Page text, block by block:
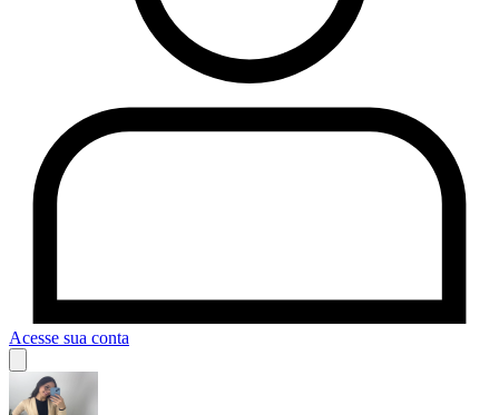
Acesse sua conta